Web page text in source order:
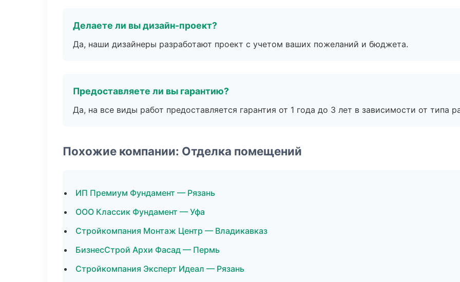
Делаете ли вы дизайн-проект?
Да, наши дизайнеры разработают проект с учетом ваших пожеланий и бюджета.
Предоставляете ли вы гарантию?
Да, на все виды работ предоставляется гарантия от 1 года до 3 лет в зависимости от типа
Похожие компании: Отделка помещений
ИП Премиум Фундамент — Рязань
ООО Классик Фундамент — Уфа
Стройкомпания Монтаж Центр — Владикавказ
БизнесСтрой Архи Фасад — Пермь
Стройкомпания Эксперт Идеал — Рязань